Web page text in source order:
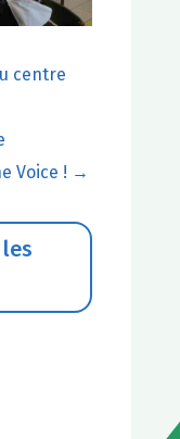
centre
Voice ! →